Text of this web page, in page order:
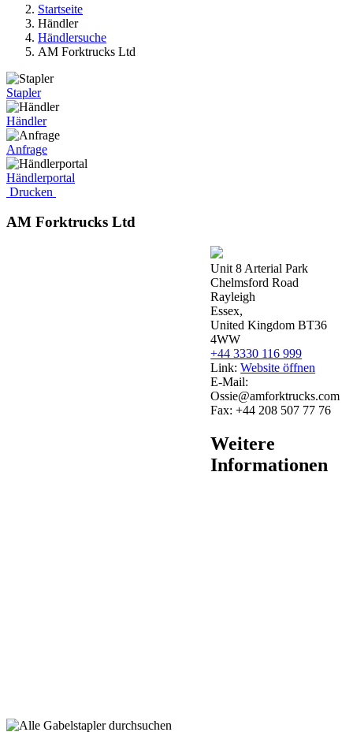
Startseite
Händler
Händlersuche
AM Forktrucks Ltd
Stapler
Händler
Anfrage
Händlerportal
Drucken
AM Forktrucks Ltd
Unit 8 Arterial Park
Chelmsford Road
Rayleigh
Essex,
United Kingdom BT36
4WW
+44 3330 116 999
Link:Website öffnen
E-Mail:
Ossie@amforktrucks.com
Fax:+44 208 507 77 76
Weitere
Informationen